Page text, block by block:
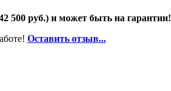
500 руб.) и может быть на гарантии!
Оставить отзыв...